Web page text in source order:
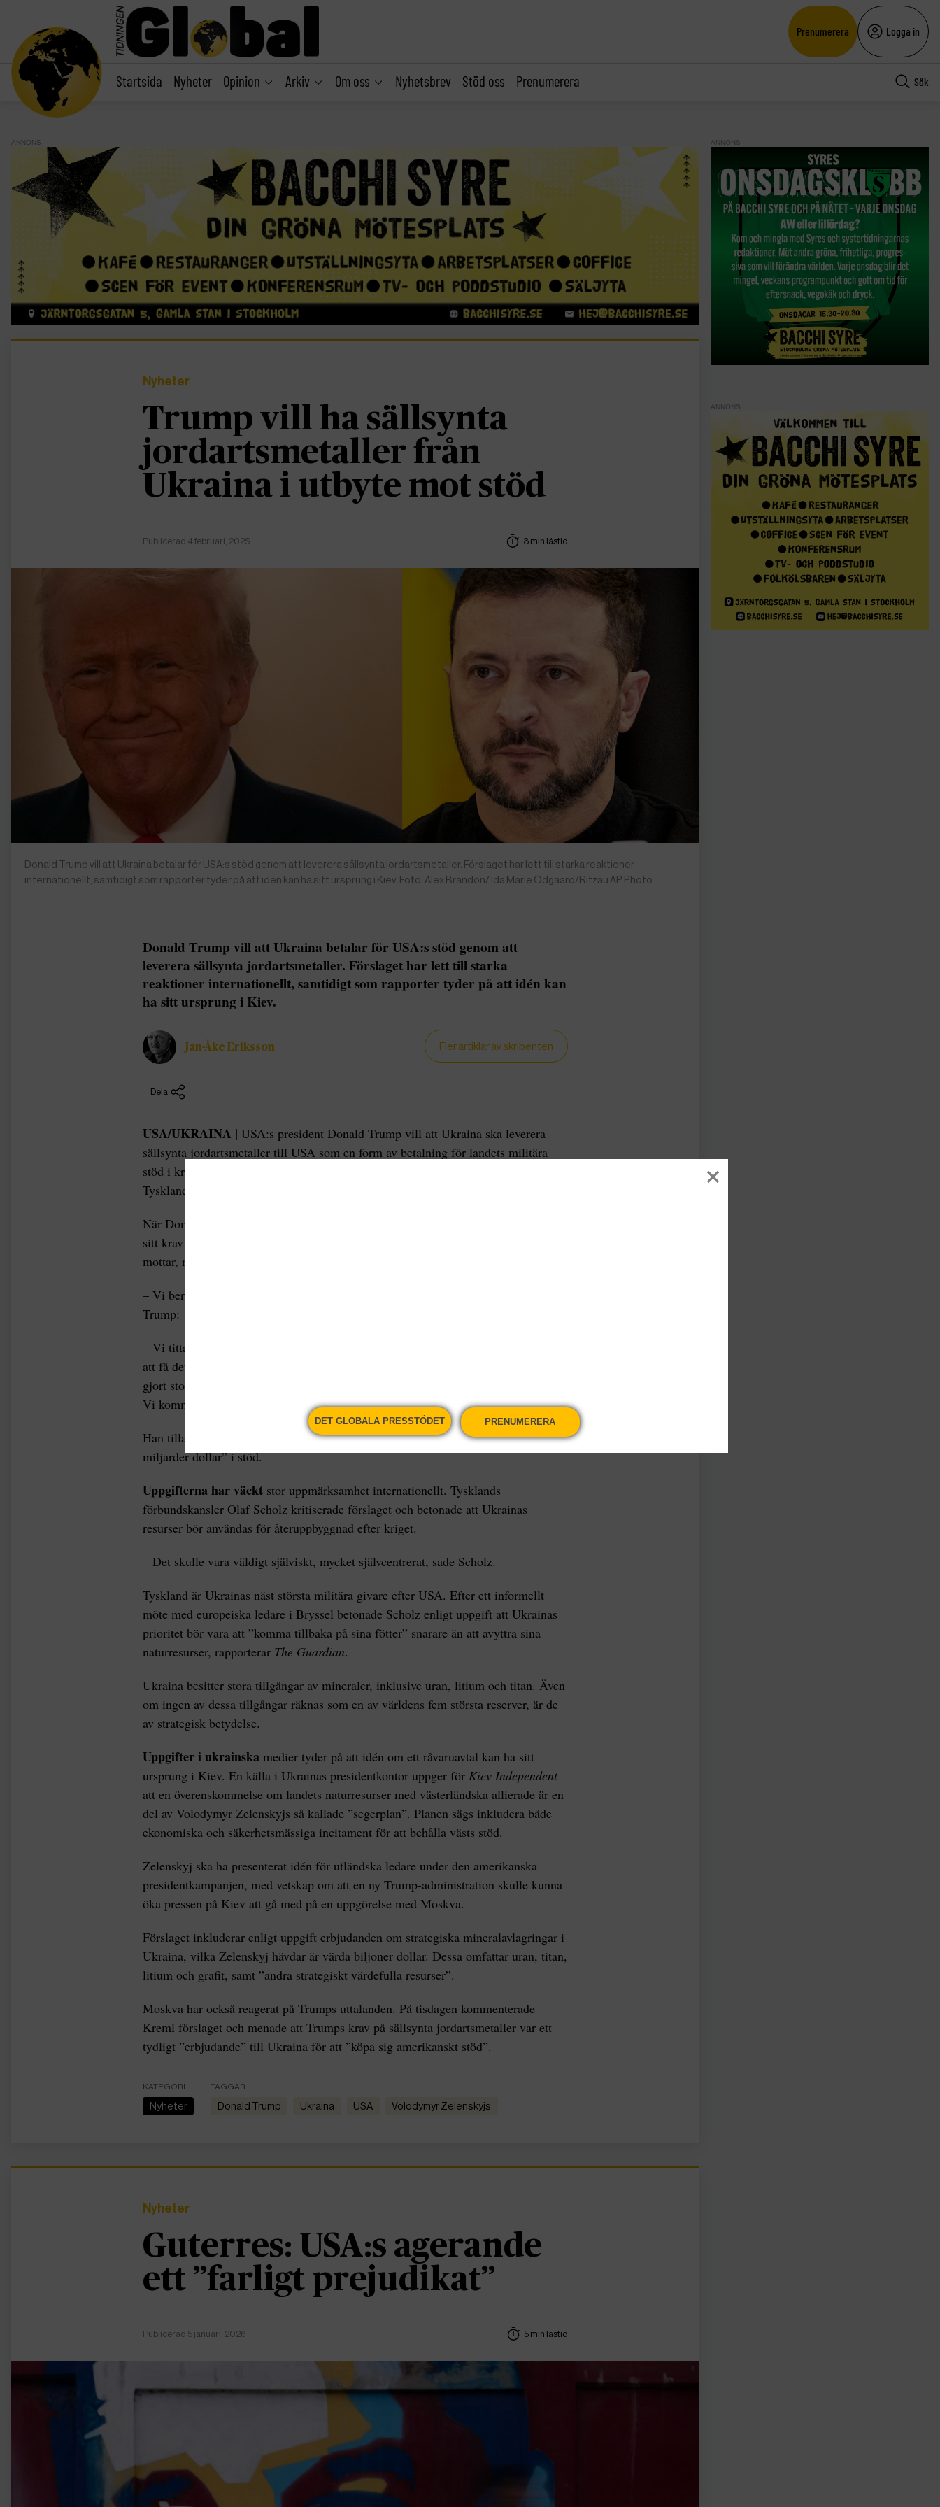
Prenumerera Logga in
Startsida Nyheter Opinion Arkiv Om oss Nyhetsbrev Stöd oss Prenumerera Sök
ANNONS
Nyheter
Trump vill ha sällsynta
jordartsmetaller från
Ukraina i utbyte mot stöd
Publicerad 4 februari, 2025 3 min lästid
Donald Trump vill att Ukraina betalar för USA:s stöd genom att leverera sällsynta jordartsmetaller. Förslaget har lett till starka reaktioner
internationellt, samtidigt som rapporter tyder på att idén kan ha sitt ursprung i Kiev. Foto: Alex Brandon/ Ida Marie Odgaard/Ritzau AP Photo
Donald Trump vill att Ukraina betalar för USA:s stöd genom att
leverera sällsynta jordartsmetaller. Förslaget har lett till starka
reaktioner internationellt, samtidigt som rapporter tyder på att idén kan
ha sitt ursprung i Kiev.
Jan-Åke Eriksson Fler artiklar av skribenten
Dela
USA/UKRAINA | USA:s president Donald Trump vill att Ukraina ska leverera
sällsynta jordartsmetaller till USA som en form av betalning för landets militära
stöd i kriget mot Ryssland. Förslaget har mötts av skarp kritik, bland annat från
Tysklands förbundskansler Olaf Scholz, som kallar det ”själviskt”.
När Donald Trump talade med reportrar i Vita huset på måndagen upprepade han
sitt krav på att Ukraina ska kompensera USA för det ekonomiska stöd landet
mottar, rapporterar
– Vi berättar för Ukraina att de har mycket värdefulla sällsynta jordarter, sade
Trump:
– Vi tittar på att göra en överenskommelse med Ukraina där de kan försäkra sig om
att få det vi ger dem genom deras sällsynta jordartsmetaller och andra saker. Vi har
gjort stora framsteg när det gäller Ryssland och Ukraina. Vi får se vad som händer.
Vi kommer att stoppa det löjliga kriget.
Han tillade att han vill ha ”utjämning” från Ukraina för Washingtons ”nära 300
miljarder dollar” i stöd.
Uppgifterna har väckt stor uppmärksamhet internationellt. Tysklands
förbundskansler Olaf Scholz kritiserade förslaget och betonade att Ukrainas
resurser bör användas för återuppbyggnad efter kriget.
– Det skulle vara väldigt själviskt, mycket självcentrerat, sade Scholz.
Tyskland är Ukrainas näst största militära givare efter USA. Efter ett informellt
möte med europeiska ledare i Bryssel betonade Scholz enligt uppgift att Ukrainas
prioritet bör vara att ”komma tillbaka på sina fötter” snarare än att avyttra sina
naturresurser, rapporterar The Guardian.
Ukraina besitter stora tillgångar av mineraler, inklusive uran, litium och titan. Även
om ingen av dessa tillgångar räknas som en av världens fem största reserver, är de
av strategisk betydelse.
Uppgifter i ukrainska medier tyder på att idén om ett råvaruavtal kan ha sitt
ursprung i Kiev. En källa i Ukrainas presidentkontor uppger för Kiev Independent
att en överenskommelse om landets naturresurser med västerländska allierade är en
del av Volodymyr Zelenskyjs så kallade ”segerplan”. Planen sägs inkludera både
ekonomiska och säkerhetsmässiga incitament för att behålla västs stöd.
Zelenskyj ska ha presenterat idén för utländska ledare under den amerikanska
presidentkampanjen, med vetskap om att en ny Trump-administration skulle kunna
öka pressen på Kiev att gå med på en uppgörelse med Moskva.
Förslaget inkluderar enligt uppgift erbjudanden om strategiska mineralavlagringar i
Ukraina, vilka Zelenskyj hävdar är värda biljoner dollar. Dessa omfattar uran, titan,
litium och grafit, samt ”andra strategiskt värdefulla resurser”.
Moskva har också reagerat på Trumps uttalanden. På tisdagen kommenterade
Kreml förslaget och menade att Trumps krav på sällsynta jordartsmetaller var ett
tydligt ”erbjudande” till Ukraina för att ”köpa sig amerikanskt stöd”.
KATEGORI
Nyheter
TAGGAR
Donald Trump Ukraina USA Volodymyr Zelenskyjs
Nyheter
Guterres: USA:s agerande
ett ”farligt prejudikat”
Publicerad 5 januari, 2026 5 min lästid
ANNONS
ANNONS
DET GLOBALA PRESSTÖDET PRENUMERERA